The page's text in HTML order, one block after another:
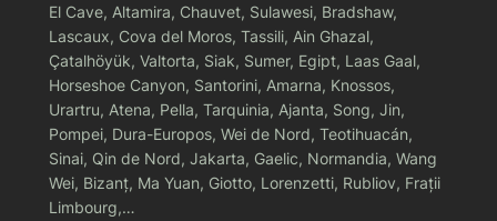
El Cave, Altamira, Chauvet, Sulawesi, Bradshaw,
Lascaux, Cova del Moros, Tassili, Ain Ghazal,
Çatalhöyük, Valtorta, Siak, Sumer, Egipt, Laas Gaal,
Horseshoe Canyon, Santorini, Amarna, Knossos,
Urartru, Atena, Pella, Tarquinia, Ajanta, Song, Jin,
Pompei, Dura-Europos, Wei de Nord, Teotihuacán,
Sinai, Qin de Nord, Jakarta, Gaelic, Normandia, Wang
Wei, Bizanț, Ma Yuan, Giotto, Lorenzetti, Rubliov, Frații
Limbourg,…